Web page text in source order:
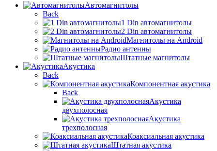
Автомагнитолы
Back
1 Din автомагнитолы
2 Din автомагнитолы
Магнитолы на Android
Радио антенны
Штатные магнитолы
Акустика
Back
Компонентная акустика
Back
Акустика
двухполосная
Акустика
трехполосная
Коаксиальная акустика
Штатная акустика